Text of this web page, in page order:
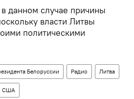
данном случае причины
власти Литвы
политическими
Белоруссии Радио Литва
США